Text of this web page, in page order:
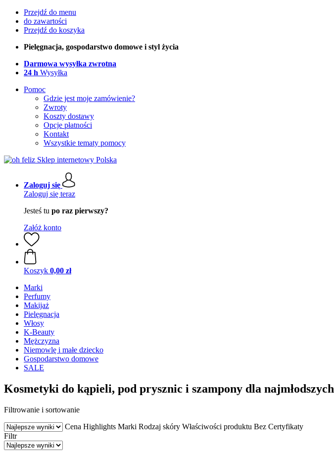
Przejdź do menu
do zawartości
Przejdź do koszyka
Pielęgnacja, gospodarstwo domowe i styl życia
Darmowa wysyłka zwrotna
24 h Wysyłka
Pomoc
Gdzie jest moje zamówienie?
Zwroty
Koszty dostawy
Opcje płatności
Kontakt
Wszystkie tematy pomocy
Zaloguj się
Zaloguj się teraz
Jesteś tu po raz pierwszy?
Załóż konto
Koszyk 0,00 zł
Marki
Perfumy
Makijaż
Pielęgnacja
Włosy
K-Beauty
Mężczyzna
Niemowlę i małe dziecko
Gospodarstwo domowe
SALE
Kosmetyki do kąpieli, pod prysznic i szampony dla najmłodszych
Filtrowanie i sortowanie
Cena Highlights Marki Rodzaj skóry Właściwości produktu Bez Certyfikaty
Filtr